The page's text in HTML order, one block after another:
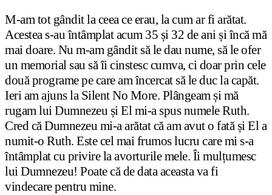
M-am tot gândit la ceea ce erau, la cum ar fi arătat.
Acestea s-au întâmplat acum 35 și 32 de ani și încă mă
mai doare. Nu m-am gândit să le dau nume, să le ofer
un memorial sau să îi cinstesc cumva, ci doar prin cele
două programe pe care am încercat să le duc la capăt.
Ieri am ajuns la Silent No More. Plângeam și mă
rugam lui Dumnezeu și El mi-a spus numele Ruth.
Cred că Dumnezeu mi-a arătat că am avut o fată și El a
numit-o Ruth. Este cel mai frumos lucru care mi s-a
întâmplat cu privire la avorturile mele. Îi mulțumesc
lui Dumnezeu! Poate că de data aceasta va fi
vindecare pentru mine.